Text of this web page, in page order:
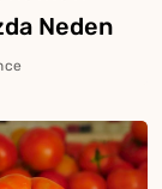
Neden